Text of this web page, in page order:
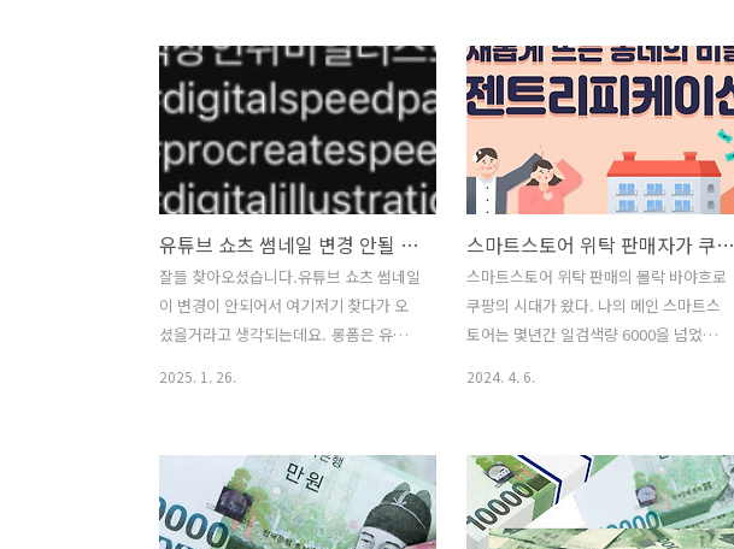
은 관심을 받았습니다. 그래서 저도 한번
사서 읽어봤는데요. 구입하시려고 하시는
분들이 있다면 절대 말리고 싶은 책입니
다. 왜냐구요?내용이 없습니다. 여러분들
이 여기저기서 들었던 내용이 전부라는
것이죠. "나는 가끔 꿈을 꾼다. 그 꿈에서
있던 일들이 희안하게도 현실에서 일어나
곤 한다." 이게 다입니다. 끝입니다.어떤
스토리 같은게 있는 만화책이 아니고.. .저
내용이 전부입니다. 게다가 이대로면 너
무 분량이 부족하니작가의 다른 만화들로
에도 영향을 미칠 가능성이 있는 지역이
기에, 난카이 해곡에서 발생하는 지진이
동남아시아에 미치는 영향에 대해 과학적
인 데이터를 바탕으로 분석해보겠습니
다.1. 난카이 해곡에서 발생한 과거 지진
과 쓰나미난카이 해곡에서는 대형 지진과
함께 쓰나미가 빈번하게 발생했습니다.
대표적인 사례는 다음과 같습니다.1707
년 호에이 지진 (M8.6~9.0)일본 전역에
강진 발생10m 이상의 쓰나미가 시즈오
카, 오사카, 고치 등지에 상륙일본 서부 및
유튜브 쇼츠 썸네일 변경 안될 때? 해결법 총정리! 2025년 최신 업데이트
잘들 찾아오셨습니다.유튜브 쇼츠 썸네일
이 변경이 안되어서 여기저기 찾다가 오
셨을거라고 생각되는데요. 롱폼은 유튜브
에도 없습니다. 여기저기 검색해보면 PC
에서는 없고 스마트폰의 YOUTUBE앱에
들어가면 나온다고 하는데저의 경우는 끝
까지 없더라는 겁니다. 일반적인 경우입
2025. 1. 26.
스마트스토어 위탁 판매자가 쿠팡 로켓 그로스를 해야하는 이유
스마트스토어 위탁 판매의 몰락 바야흐로
쿠팡의 시대가 왔다. 나의 메인 스마트스
토어는 몇년간 일검색량 6000을 넘었었
쇼핑의 몰락과 쿠팡의 시장 점유율을 스
스로 인정하기 싫었던 것 같다. 매출로 따
지면 하루에 300만원은 거뜬히 넘던 매출
이 200만원 대나 그 이하로 떨어진 것은
2024. 4. 6.